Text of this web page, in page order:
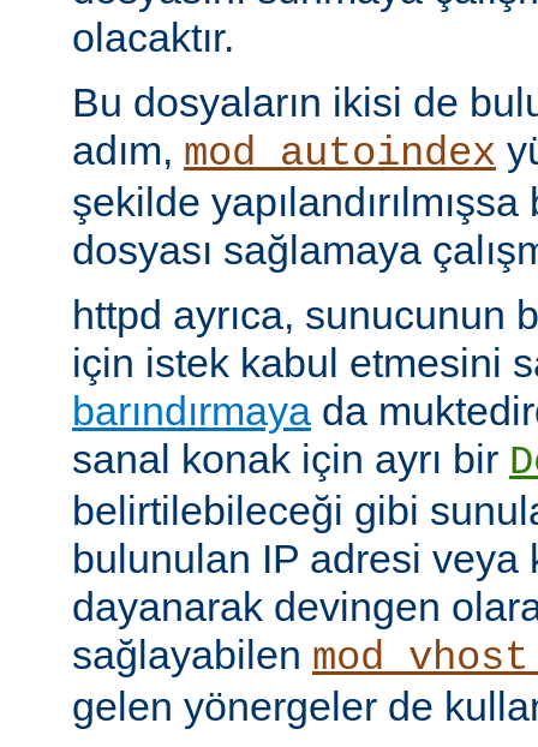
olacaktır.
Bu dosyaların ikisi de
adım, mod_autoindex
şekilde
dosyası sağlamaya
httpd ayrıca, sunucunun
için istek kabul etmesini
barındırmaya da
sanal konak için ayrı bir
belirtilebileceği gibi
bulunulan IP adresi veya
dayanarak devingen
sağlayabilen
gelen yönergeler de